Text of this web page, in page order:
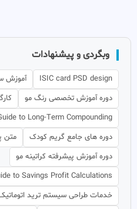
وبگردی و پیشنهادات
ISIC card PSD design
آموزش
دوره آموزش تخصصی رنگ مو
to Long-Term Compounding
دوره های جامع گریم کودک
متن
دوره آموزش پیشرفته کراتینه مو
to Savings Profit Calculations
خدمات طراحی سیستم ترید